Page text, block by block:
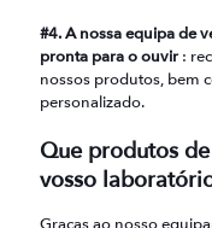
#4. A nossa equipa de
pronta para o ouvir:
nossos produtos, bem
personalizado.
Que produtos
vosso